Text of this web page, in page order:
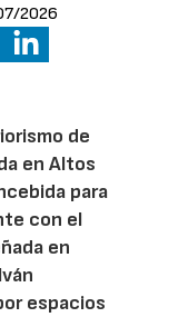
2026
de
en Altos
para
con el
en
espacios